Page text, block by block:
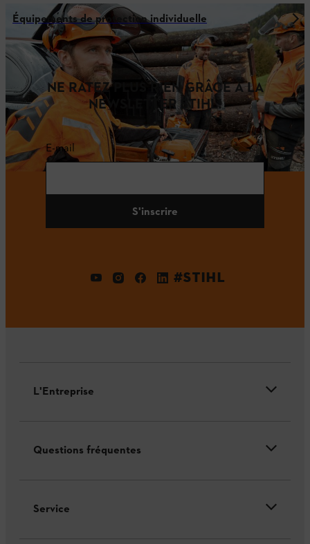
Équipements de protection individuelle
NE RATEZ PLUS RIEN GRÂCE À LA
NEWSLETTER STIHL!
E-mail
S'inscrire
#STIHL
L'Entreprise
Questions fréquentes
Service